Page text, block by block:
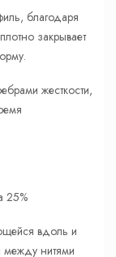
благодаря
закрывает
жесткости,
25%
вдоль и
между нитями